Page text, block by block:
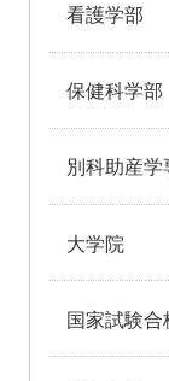
看護学部
保健科学部
別科助産学
大学院
国家試験